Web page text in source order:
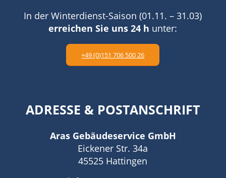
In der Winterdienst-Saison (01.11. – 31.03)
erreichen Sie uns 24 h unter:
+49 (0)151 706 500 26
ADRESSE & POSTANSCHRIFT
Aras Gebäudeservice GmbH
Eickener Str. 34a
45525 Hattingen